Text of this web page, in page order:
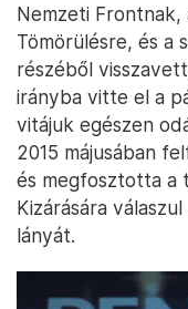
Nemzeti
Tömörülésre, és a
részéből
irányba vitte el a
vitájuk egészen
2015 májusában
és megfosztotta a
Kizárására
lányát.